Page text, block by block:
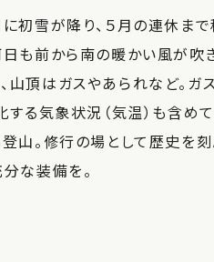
初雪が降り、５月の連休ま
日も前から南の暖かい風が吹
山頂はガスやあられなど。ガ
する気象状況（気温）も含め
登山。修行の場として歴史を
な装備を。